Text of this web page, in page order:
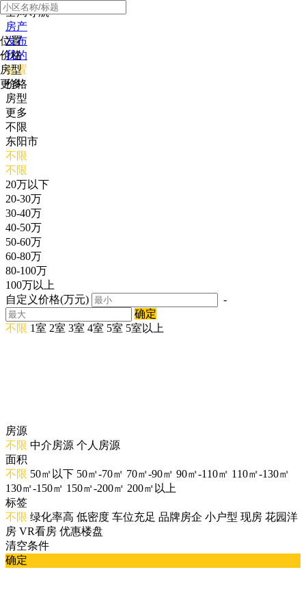
全局导航
房产
发布
我的
位置
价格
房型
更多
位置
价格
房型
更多
不限
东阳市
不限
不限
20万以下
20-30万
30-40万
40-50万
50-60万
60-80万
80-100万
100万以上
自定义价格(万元)
-
确定
不限 1室 2室 3室 4室 5室 5室以上
房源
不限 中介房源 个人房源
面积
不限 50㎡以下 50㎡-70㎡ 70㎡-90㎡ 90㎡-110㎡ 110㎡-130㎡
130㎡-150㎡ 150㎡-200㎡ 200㎡以上
标签
不限 绿化率高 低密度 车位充足 品牌房企 小户型 现房 花园洋
房 VR看房 优惠楼盘
清空条件
确定